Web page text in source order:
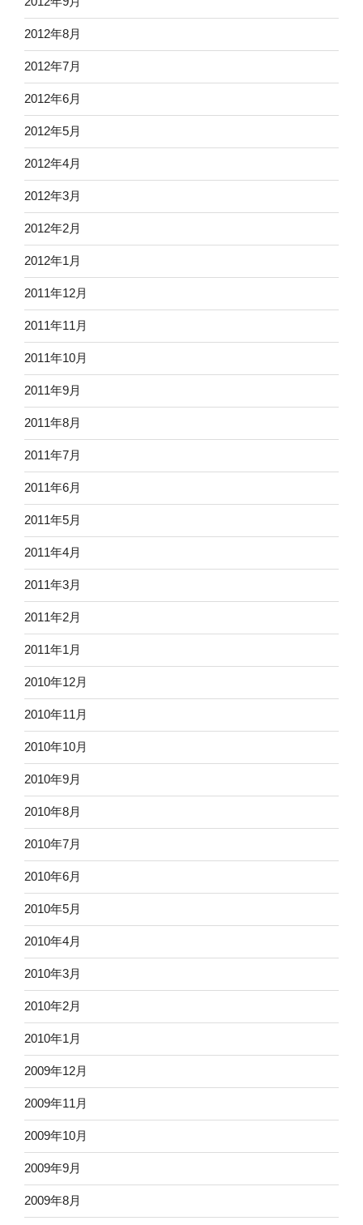
2012年8月
2012年7月
2012年6月
2012年5月
2012年4月
2012年3月
2012年2月
2012年1月
2011年12月
2011年11月
2011年10月
2011年9月
2011年8月
2011年7月
2011年6月
2011年5月
2011年4月
2011年3月
2011年2月
2011年1月
2010年12月
2010年11月
2010年10月
2010年9月
2010年8月
2010年7月
2010年6月
2010年5月
2010年4月
2010年3月
2010年2月
2010年1月
2009年12月
2009年11月
2009年10月
2009年9月
2009年8月